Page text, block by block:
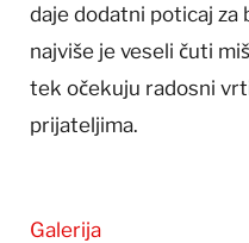
daje dodatni poticaj za
najviše je veseli čuti
tek očekuju radosni
prijateljima.
Galerija